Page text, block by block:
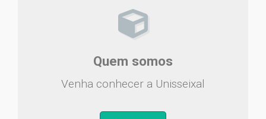
Quem somos
Venha conhecer a Unisseixal